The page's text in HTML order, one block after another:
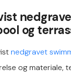
og
nedgravet
og materiale,